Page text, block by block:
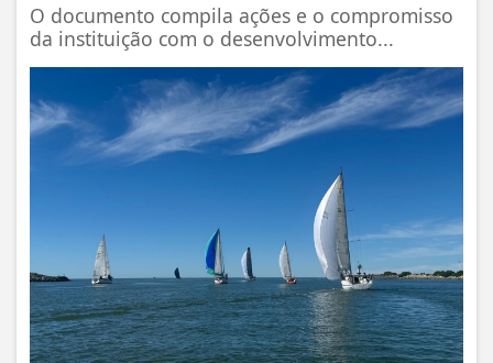
O documento compila ações e o compromisso
da instituição com o desenvolvimento...